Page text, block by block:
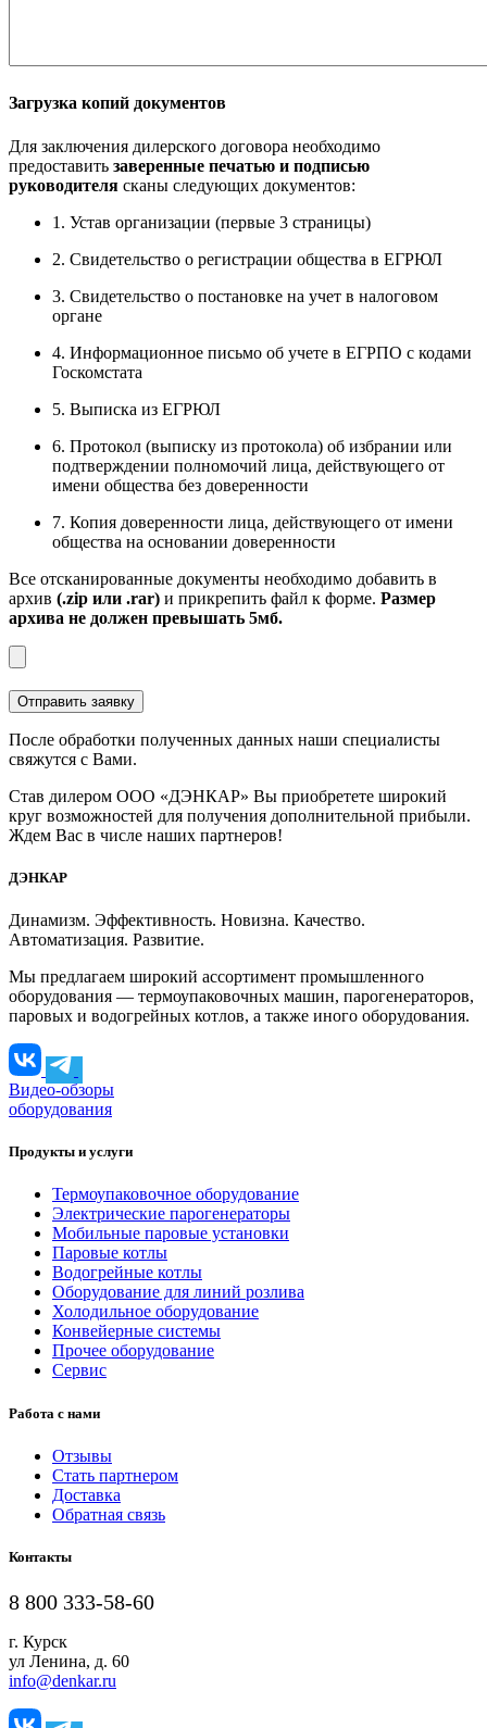
Загрузка копий документов
Для заключения дилерского договора необходимо
предоставить заверенные печатью и подписью
руководителя сканы следующих документов:
1. Устав организации (первые 3 страницы)
2. Свидетельство о регистрации общества в ЕГРЮЛ
3. Свидетельство о постановке на учет в налоговом
органе
4. Информационное письмо об учете в ЕГРПО с кодами
Госкомстата
5. Выписка из ЕГРЮЛ
6. Протокол (выписку из протокола) об избрании или
подтверждении полномочий лица, действующего от
имени общества без доверенности
7. Копия доверенности лица, действующего от имени
общества на основании доверенности
Все отсканированные документы необходимо добавить в
архив (.zip или .rar) и прикрепить файл к форме. Размер
архива не должен превышать 5мб.
После обработки полученных данных наши специалисты
свяжутся с Вами.
Став дилером ООО «ДЭНКАР» Вы приобретете широкий
круг возможностей для получения дополнительной прибыли.
Ждем Вас в числе наших партнеров!
ДЭНКАР
Динамизм. Эффективность. Новизна. Качество.
Автоматизация. Развитие.
Мы предлагаем широкий ассортимент промышленного
оборудования — термоупаковочных машин, парогенераторов,
паровых и водогрейных котлов, а также иного оборудования.
Видео-обзоры
оборудования
Продукты и услуги
Термоупаковочное оборудование
Электрические парогенераторы
Мобильные паровые установки
Паровые котлы
Водогрейные котлы
Оборудование для линий розлива
Холодильное оборудование
Конвейерные системы
Прочее оборудование
Сервис
Работа с нами
Отзывы
Стать партнером
Доставка
Обратная связь
Контакты
8 800 333-58-60
г. Курск
ул Ленина, д. 60
info@denkar.ru